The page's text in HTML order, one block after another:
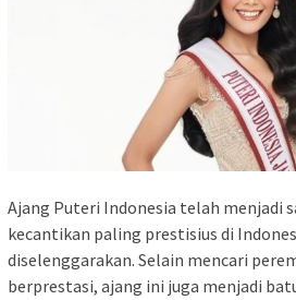
Ajang Puteri Indonesia telah menjadi
kecantikan paling prestisius di
diselenggarakan. Selain mencari
berprestasi, ajang ini juga menjadi